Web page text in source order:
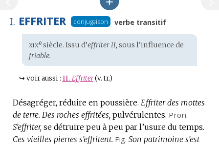
I. EFFRITER conjugaison verbe transitif
Étymologie
:
xixesiècle. Issu d’effriter II, sous l’influence de
friable.
↪ voir aussi : II. Effriter (v. tr.)
Désagréger, réduire en poussière. Effriter des mottes
de terre. Des roches effritées, pulvérulentes. Pron.
S’effriter, se détruire peu à peu par l’usure du temps.
Ces vieilles pierres s’effritent. Fig. Son patrimoine s’est